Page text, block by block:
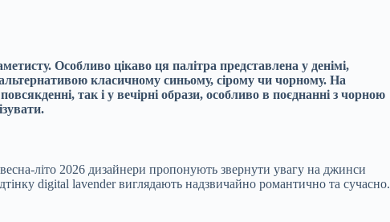
Особливо цікаво ця палітра представлена у денімі,
класичному синьому, сірому чи чорному. На
так і у вечірні образи, особливо в поєднанні з чорною
літо 2026 дизайнери пропонують звернути увагу на джинси
digital lavender виглядають надзвичайно романтично та сучасно.